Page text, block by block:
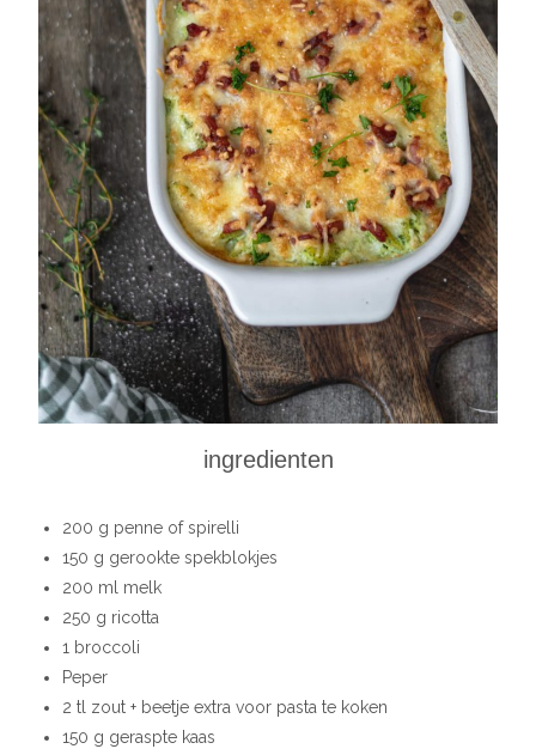
ingredienten
200 g penne of spirelli
150 g gerookte spekblokjes
200 ml melk
250 g ricotta
1 broccoli
Peper
2 tl zout + beetje extra voor pasta te koken
150 g geraspte kaas